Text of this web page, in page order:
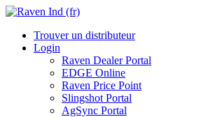
Trouver un distributeur
Login
Raven Dealer Portal
EDGE Online
Raven Price Point
Slingshot Portal
AgSync Portal